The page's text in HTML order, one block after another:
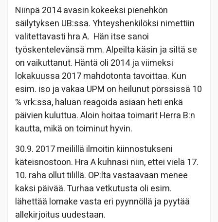
Niinpä 2014 avasin kokeeksi pienehkön
säilytyksen UB:ssa. Yhteyshenkilöksi nimettiin
valitettavasti hra A. Hän itse sanoi
työskentelevänsä mm. Alpeilta käsin ja siltä se
on vaikuttanut. Häntä oli 2014 ja viimeksi
lokakuussa 2017 mahdotonta tavoittaa. Kun
esim. iso ja vakaa UPM on heilunut pörssissä 10
% vrk:ssa, haluan reagoida asiaan heti enkä
päivien kuluttua. Aloin hoitaa toimarit Herra B:n
kautta, mikä on toiminut hyvin.
30.9. 2017 meilillä ilmoitin kiinnostukseni
käteisnostoon. Hra A kuhnasi niin, ettei vielä 17.
10. raha ollut tilillä. OP:lta vastaavaan menee
kaksi päivää. Turhaa vetkutusta oli esim.
lähettää lomake vasta eri pyynnöllä ja pyytää
allekirjoitus uudestaan.